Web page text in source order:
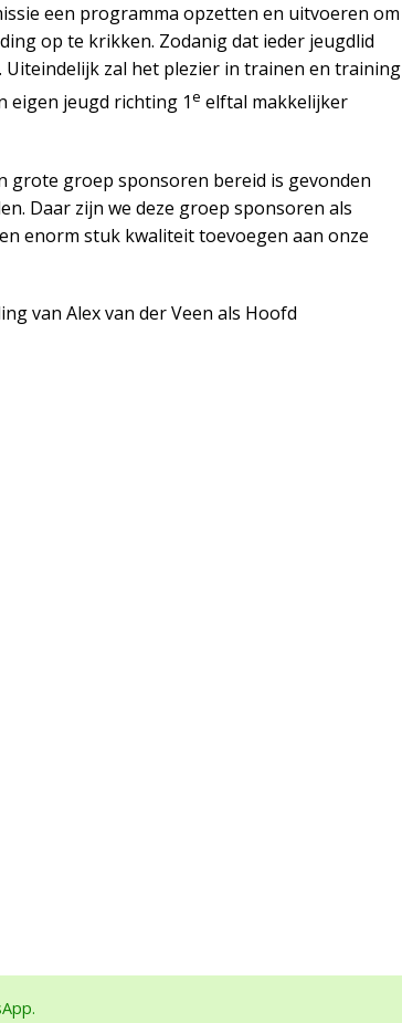
een programma opzetten en uitvoeren om
op te krikken. Zodanig dat ieder jeugdlid
zal het plezier in trainen en training
eigen jeugd richting 1e elftal makkelijker
grote groep sponsoren bereid is gevonden
Daar zijn we deze groep sponsoren als
enorm stuk kwaliteit toevoegen aan onze
van Alex van der Veen als Hoofd